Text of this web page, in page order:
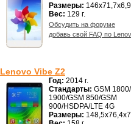
Размеры:
Вес: 129 г.
Обсудить на форуме
добавь свой FAQ по
Lenovo Vibe Z2
Год: 2014 г.
Стандарты: GSM
1900/GSM 850/GSM
900/HSDPA/LTE 4G
Размеры: